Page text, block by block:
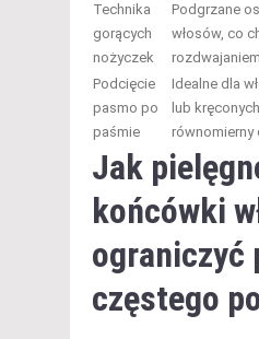
Technika
gorących
nożyczek
Podgrzane
włosów, co
Podcięcie
pasmo po
paśmie
Idealne dla
lub
równomierny
Jak
końcówki
ograniczyć
częstego